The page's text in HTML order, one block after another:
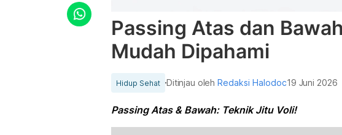
Passing Atas dan
Mudah Dipahami
Hidup Sehat Ditinjau olehRedaksi Halodoc19 Juni 2026
Passing Atas & Bawah: Teknik Jitu Voli!